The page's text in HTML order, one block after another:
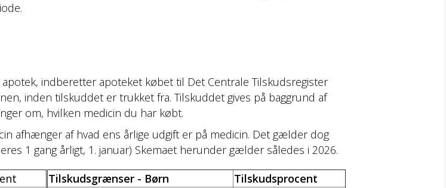
indberetter apoteket købet til Det Centrale Tilskudsregister
inden tilskuddet er trukket fra. Tilskuddet gives på baggrund af
om, hvilken medicin du har købt.
afhænger af hvad ens årlige udgift er på medicin. Det gælder dog
1 gang årligt, 1. januar) Skemaet herunder gælder således i 2026.
Tilskudsgrænser - Børn
Tilskudsprocent